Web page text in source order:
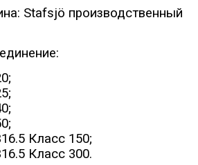
Stafsjö производственный
Класс 150;
Класс 300.